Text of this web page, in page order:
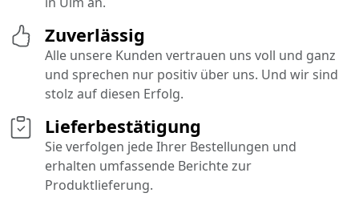
Lieferbestätigung
Sie verfolgen jede Ihrer Bestellungen und
erhalten umfassende Berichte zur
Produktlieferung.
Zuverlässig
Alle unsere Kunden vertrauen uns voll und ganz
und sprechen nur positiv über uns. Und wir sind
stolz auf diesen Erfolg.